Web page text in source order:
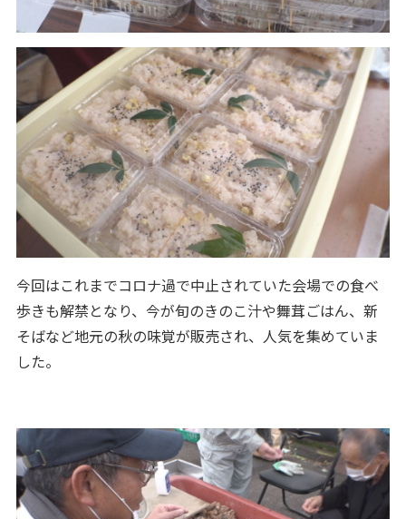
今回はこれまでコロナ過で中止されていた会場での食べ
歩きも解禁となり、今が旬のきのこ汁や舞茸ごはん、新
そばなど地元の秋の味覚が販売され、人気を集めていま
した。